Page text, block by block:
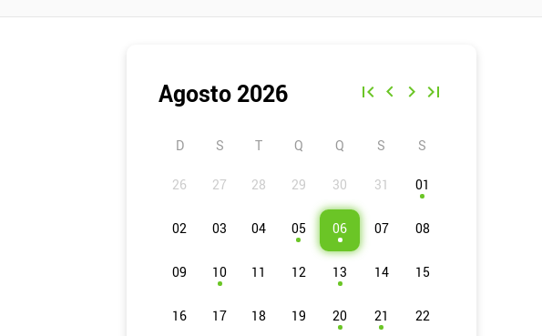
Agosto 2026
D S T Q Q S S
01
02 03 04 05 06 07 08
09 10 11 12 13 14 15
16 17 18 19 20 21 22